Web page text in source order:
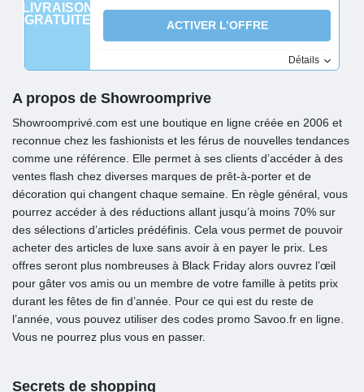
LIVRAISON
GRATUITE
ACTIVER L’OFFRE
Détails
A propos de Showroomprive
Showroomprivé.com est une boutique en ligne créée en 2006 et
reconnue chez les fashionists et les férus de nouvelles tendances
comme une référence. Elle permet à ses clients d’accéder à des
ventes flash chez diverses marques de prêt-à-porter et de
décoration qui changent chaque semaine. En règle général, vous
pourrez accéder à des réductions allant jusqu’à moins 70% sur
des sélections d’articles prédéfinis. Cela vous permet de pouvoir
acheter des articles de luxe sans avoir à en payer le prix. Les
offres seront plus nombreuses à Black Friday alors ouvrez l’œil
pour gâter vos amis ou un membre de votre famille à petits prix
durant les fêtes de fin d’année. Pour ce qui est du reste de
l’année, vous pouvez utiliser des codes promo Savoo.fr en ligne.
Vous ne pourrez plus vous en passer.
Secrets de shopping